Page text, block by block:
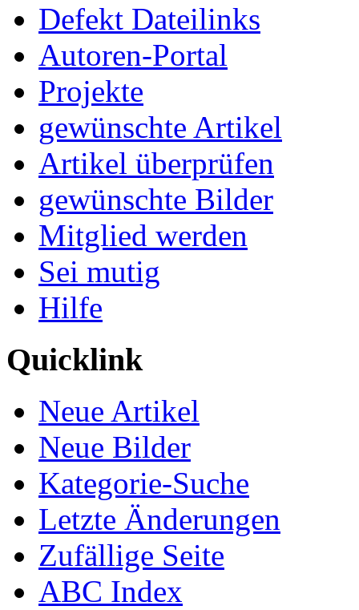
Defekt Dateilinks
Autoren-Portal
Projekte
gewünschte Artikel
Artikel überprüfen
gewünschte Bilder
Mitglied werden
Sei mutig
Hilfe
Quicklink
Neue Artikel
Neue Bilder
Kategorie-Suche
Letzte Änderungen
Zufällige Seite
ABC Index